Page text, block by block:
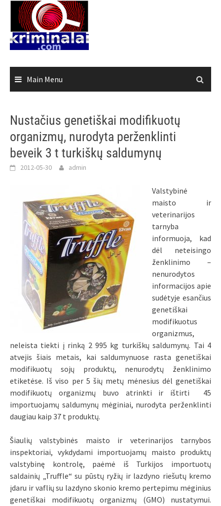
content
Main Menu
Nustačius genetiškai modifikuotų
organizmų, nurodyta perženklinti
beveik 3 t turkiškų saldumynų
2012-05-30 admin
Valstybinė
maisto ir
veterinarijos
tarnyba
informuoja, kad
dėl neteisingo
ženklinimo –
nenurodytos
informacijos apie
sudėtyje esančius
genetiškai
modifikuotus
organizmus,
neleista tiekti į rinką 2 995 kg turkiškų saldumynų. Tai 4
atvejis šiais metais, kai saldumynuose rasta genetiškai
modifikuotų sojų produktų, nenurodytų ženklinimo
etiketėse. Iš viso per 5 šių metų mėnesius dėl genetiškai
modifikuotų organizmų buvo atrinkti ir ištirti 45
importuojamų saldumynų mėginiai, nurodyta perženklinti
daugiau kaip 37 t produktų.
Šiaulių valstybinės maisto ir veterinarijos tarnybos
inspektoriai, vykdydami importuojamų maisto produktų
valstybinę kontrolę, paėmė iš Turkijos importuotų
saldainių „Truffle“ su pūstų ryžių ir lazdyno riešutų kremo
įdaru ir vaflių su lazdyno skonio kremo pertepimu mėginius
genetiškai modifikuotų organizmų (GMO) nustatymui.